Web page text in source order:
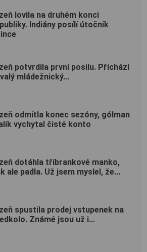
lovila na druhém konci
Indiány posílí útočník
potvrdila první posilu. Přichází
mládežnický...
odmítla konec sezóny, gólman
vychytal čisté konto
dotáhla tříbrankové manko,
ale padla. Už jsem myslel, že...
spustila prodej vstupenek na
Známé jsou už i...